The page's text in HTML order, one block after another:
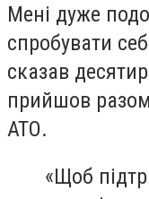
Мені дуже
спробувати
сказав
прийшов
АТО.
«Щоб